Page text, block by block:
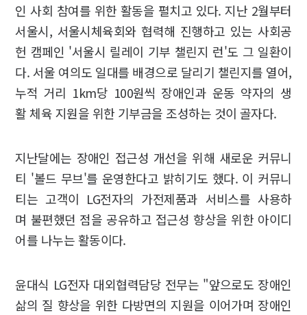
인 사회 참여를 위한 활동을 펼치고 있다. 지난 2월부터
서울시, 서울시체육회와 협력해 진행하고 있는 사회공
헌 캠페인 '서울시 릴레이 기부 챌린지 런'도 그 일환이
다. 서울 여의도 일대를 배경으로 달리기 챌린지를 열어,
누적 거리 1km당 100원씩 장애인과 운동 약자의 생
활 체육 지원을 위한 기부금을 조성하는 것이 골자다.
지난달에는 장애인 접근성 개선을 위해 새로운 커뮤니
티 '볼드 무브'를 운영한다고 밝히기도 했다. 이 커뮤니
티는 고객이 LG전자의 가전제품과 서비스를 사용하
며 불편했던 점을 공유하고 접근성 향상을 위한 아이디
어를 나누는 활동이다.
윤대식 LG전자 대외협력담당 전무는 "앞으로도 장애인
삶의 질 향상을 위한 다방면의 지원을 이어가며 장애인